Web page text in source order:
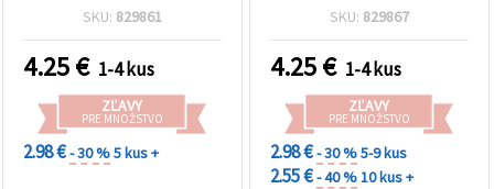
SKU: 829861
4.25€ 1-4 kus
ZĽAVY
PRE MNOŽSTVO
2.98 €- 30 %5 kus +
SKU: 829867
4.25€ 1-4 kus
ZĽAVY
PRE MNOŽSTVO
2.98 €- 30 %5-9 kus
2.55 €- 40 %10 kus +